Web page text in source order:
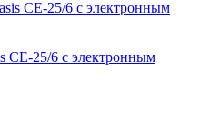
CE-25/6 c электронным